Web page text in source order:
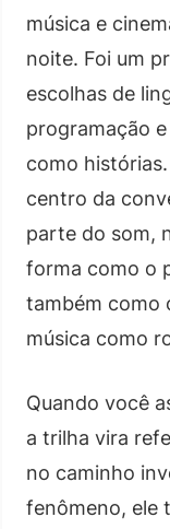
música e
noite. Foi um
escolhas de
programação
como
centro da
parte do som,
forma como o
também como
música como
Quando você
a trilha vira
no caminho
fenômeno, ele